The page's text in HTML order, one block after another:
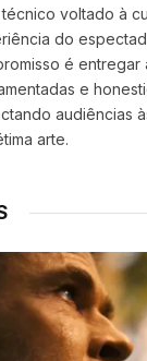
voltado à
do
é entregar
e
audiências
arte.